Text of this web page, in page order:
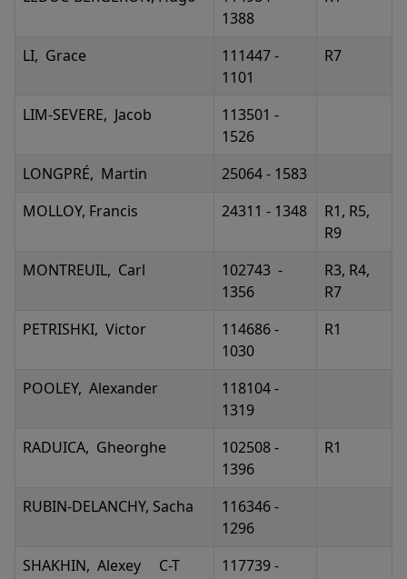
1388
LI, Grace
111447 -
1101
R7
LIM-SEVERE, Jacob
113501 -
1526
LONGPRÉ, Martin
25064 - 1583
MOLLOY, Francis
24311 - 1348
R1, R5,
R9
MONTREUIL, Carl
102743 -
1356
R3, R4,
R7
PETRISHKI, Victor
114686 -
1030
R1
POOLEY, Alexander
118104 -
1319
RADUICA, Gheorghe
102508 -
1396
R1
RUBIN-DELANCHY, Sacha
116346 -
1296
SHAKHIN, Alexey C-T
117739 -